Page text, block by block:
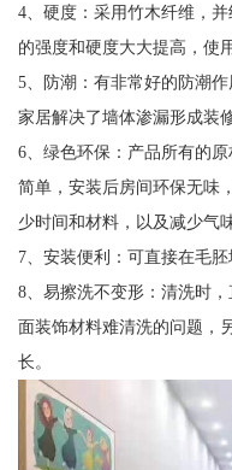
4、硬度：采用竹木纤维，
的强度和硬度大大提高，使
5、防潮：有非常好的防潮
家居解决了墙体渗漏形成装
6、绿色环保：产品所有的
简单，安装后房间环保无味
少时间和材料，以及减少气
7、安装便利：可直接在毛
8、易擦洗不变形：清洗时
面装饰材料难清洗的问题，
长。